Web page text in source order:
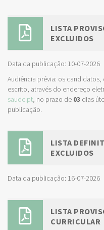
LISTA
EXCLUIDOS
Data da publicação: 10-07-2026
Audiência prévia: os
escrito, através do endereço
saude.pt, no prazo de 03 dias
publicação.
LISTA
EXCLUIDOS
Data da publicação: 16-07-2026
LISTA
CURRICULAR